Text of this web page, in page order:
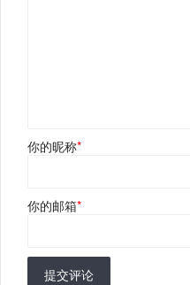
你的昵称*
你的邮箱*
提交评论